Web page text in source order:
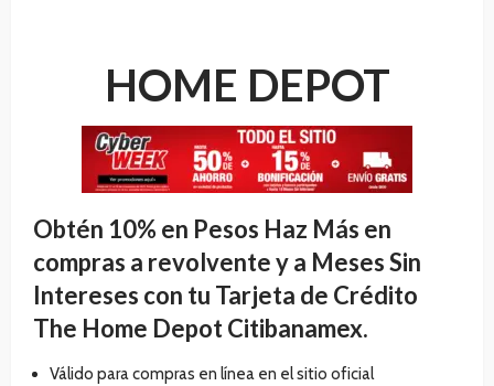
HOME DEPOT
Obtén 10% en Pesos Haz Más en
compras a revolvente y a Meses Sin
Intereses con tu Tarjeta de Crédito
The Home Depot Citibanamex.
Válido para compras en línea en el sitio oficial